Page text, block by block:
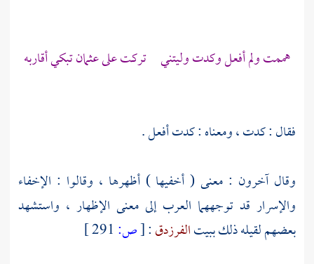
هممت ولم أفعل وكدت وليتني تركت على عثمان تبكي أقاربه
فقال : كدت ، ومعناه : كدت أفعل .
وقال آخرون : معنى ( أخفيها ) أظهرها ، وقالوا : الإخفاء
والإسرار قد توجههما العرب إلى معنى الإظهار ، واستشهد
بعضهم لقيله ذلك ببيتالفرزدق:
[ص: